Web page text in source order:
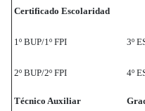
Certificado Escolaridad
1º BUP/1º FPI 3º
2º BUP/2º FPI
Técnico Auxiliar
4º